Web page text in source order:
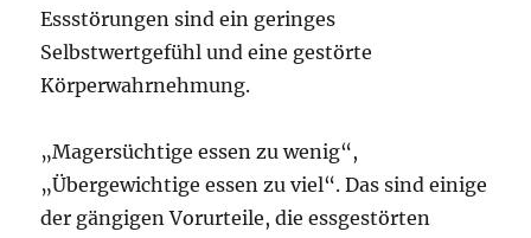
Essstörungen sind ein geringes
Selbstwertgefühl und eine gestörte
Körperwahrnehmung.
„Magersüchtige essen zu wenig“,
„Übergewichtige essen zu viel“. Das sind einige
der gängigen Vorurteile, die essgestörten